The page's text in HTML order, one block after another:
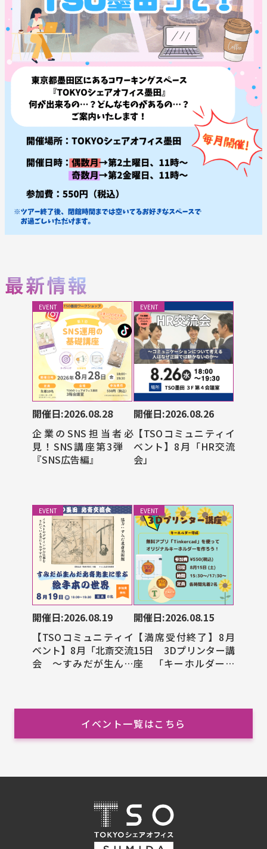
EVENT
企業のSNS担当者必
見！SNS講座第3弾
『SNS広告編』
開催日:2026.08.28
EVENT
【TSOコミュニティイ
ベント】8月「HR交流
会」
開催日:2026.08.26
EVENT
【TSOコミュニティイ
ベント】8月「北斎交流
会 ～すみだが生んだ
開催日:2026.08.19
EVENT
【満席受付終了】8月
15日 3Dプリンター講
座 「キーホルダー作
開催日:2026.08.15
イベント一覧はこちら